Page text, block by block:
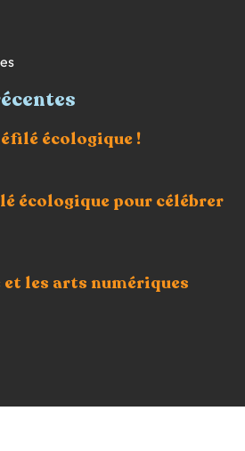
écologique !
écologique pour célébrer
les arts numériques